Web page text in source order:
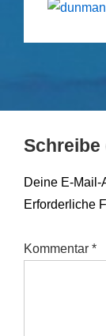
Schreibe
Deine E-Mail-
Erforderliche
Kommentar *